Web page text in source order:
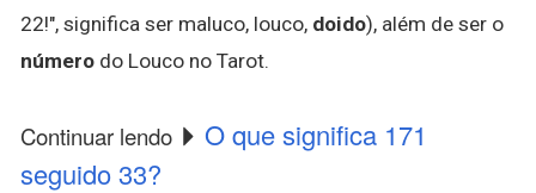
22!", significa ser maluco, louco, doido), além de ser o
número do Louco no Tarot.
Continuar lendo
O que significa 171
seguido 33?